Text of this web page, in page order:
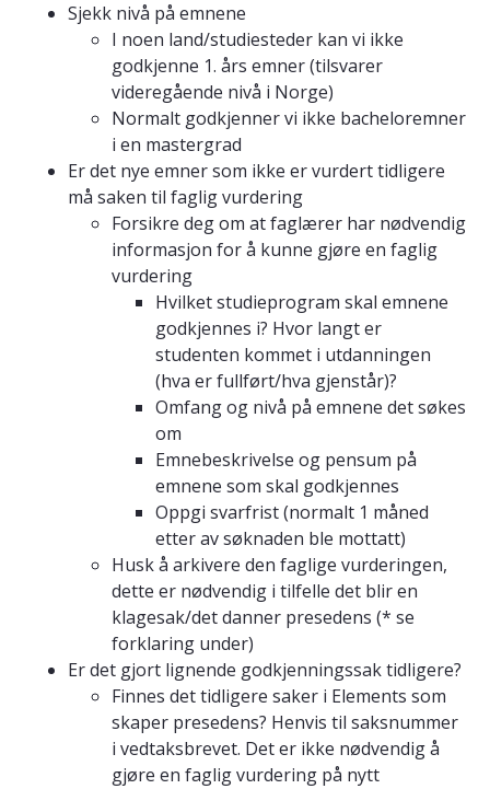
Sjekk nivå på emnene
I noen land/studiesteder kan vi ikke
godkjenne 1. års emner (tilsvarer
videregående nivå i Norge)
Normalt godkjenner vi ikke bacheloremner
i en mastergrad
Er det nye emner som ikke er vurdert tidligere
må saken til faglig vurdering
Forsikre deg om at faglærer har nødvendig
informasjon for å kunne gjøre en faglig
vurdering
Hvilket studieprogram skal emnene
godkjennes i? Hvor langt er
studenten kommet i utdanningen
(hva er fullført/hva gjenstår)?
Omfang og nivå på emnene det søkes
om
Emnebeskrivelse og pensum på
emnene som skal godkjennes
Oppgi svarfrist (normalt 1 måned
etter av søknaden ble mottatt)
Husk å arkivere den faglige vurderingen,
dette er nødvendig i tilfelle det blir en
klagesak/det danner presedens (* se
forklaring under)
Er det gjort lignende godkjenningssak tidligere?
Finnes det tidligere saker i Elements som
skaper presedens? Henvis til saksnummer
i vedtaksbrevet. Det er ikke nødvendig å
gjøre en faglig vurdering på nytt